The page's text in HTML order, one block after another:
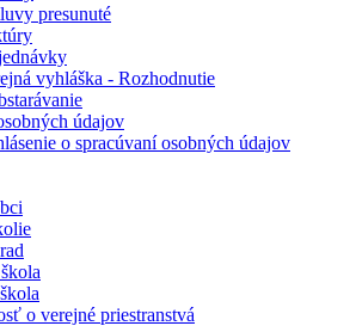
presunuté
vyhláška - Rozhodnutie
údajov
o spracúvaní osobných údajov
o verejné priestranstvá